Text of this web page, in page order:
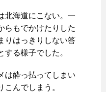
北海道にこない。一
らもでかけたりした
りはっきりしない答
する様子でした。
は酔っ払ってしまい
こんでしまう。